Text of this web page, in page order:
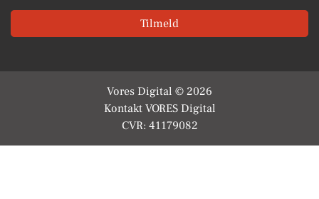
Tilmeld
Vores Digital © 2026
Kontakt VORES Digital
CVR: 41179082